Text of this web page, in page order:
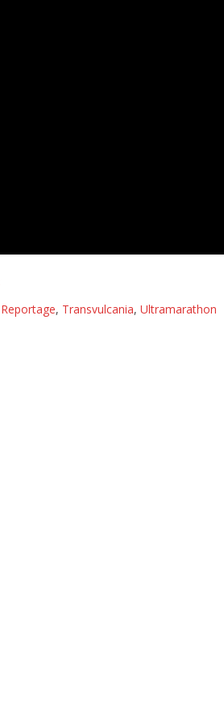
Reportage, Transvulcania, Ultramarathon